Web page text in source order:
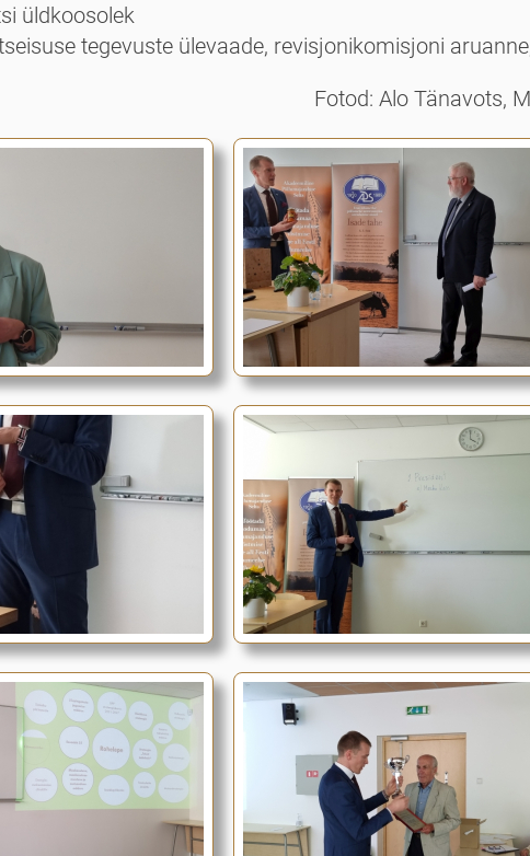
üldkoosolek
tegevuste ülevaade, revisjonikomisjoni
Fotod: Alo Tänavots,